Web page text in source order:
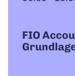
FIO